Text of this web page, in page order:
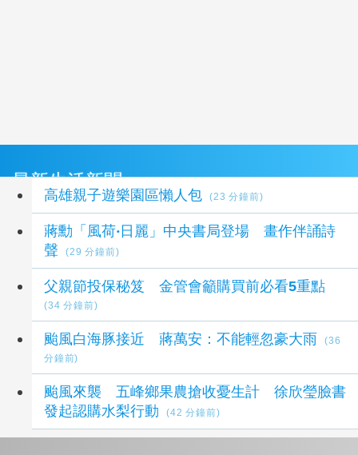
最新生活新聞
高雄親子遊樂園區懶人包 (23 分鐘前)
蔣勳「風荷‧日麗」中央書局登場 畫作伴誦詩
聲
(29 分鐘前)
父親節投保秘笈 金管會籲購買前必看5重點
(34 分鐘前)
颱風白海豚接近 蔣萬安：不能輕忽豪大雨
(36
分鐘前)
颱風來襲 五峰鄉果農搶收憂生計 徐欣瑩臉書
發起認購水梨行動
(42 分鐘前)